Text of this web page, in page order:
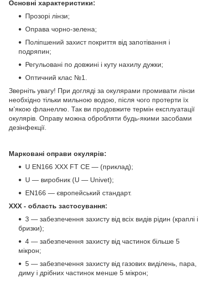
Основні характеристики:
Прозорі лінзи;
Оправа чорно-зелена;
Поліпшений захист покриття від запотівання і
подряпин;
Регульовані по довжині і куту нахилу дужки;
Оптичний клас №1.
Зверніть увагу! При догляді за окулярами промивати лінзи
необхідно тільки мильною водою, після чого протерти їх
м'якою фланеллю. Так ви продовжите термін експлуатації
окулярів. Оправу можна обробляти будь-якими засобами
дезінфекції.
Марковані оправи окулярів:
U EN166 XXX FT CE — (приклад);
U — виробник (U — Univet);
EN166 — європейський стандарт.
ХХХ - область застосування:
3 — забезпечення захисту від всіх видів рідин (краплі і
бризки);
4 — забезпечення захисту від частинок більше 5
мікрон;
5 — забезпечення захисту від газових виділень, пара,
диму і дрібних частинок менше 5 мікрон;